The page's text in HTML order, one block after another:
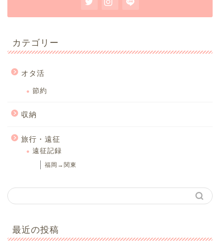
カテゴリー
オタ活
節約
収納
旅行・遠征
遠征記録
福岡→関東
最近の投稿